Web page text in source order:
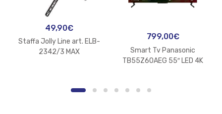
49,90€
Staffa Jolly Line art. ELB-
2342/3 MAX
799,00€
Smart Tv Panasonic
TB55Z60AEG 55″ LED 4K